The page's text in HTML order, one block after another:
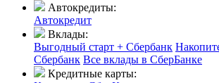
Автокредиты:
Автокредит
Вклады:
Выгодный старт + Сбербанк
Сбербанк Все вклады в СберБанке
Кредитные карты: